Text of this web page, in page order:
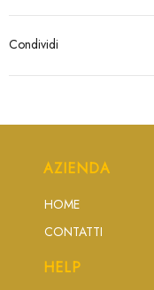
Condividi
AZIENDA
HOME
CONTATTI
HELP